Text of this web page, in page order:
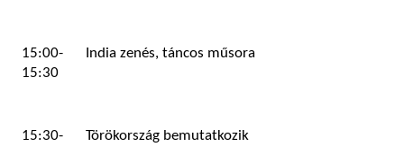
15:00-
15:30
India zenés, táncos műsora
15:30-
Törökország bemutatkozik